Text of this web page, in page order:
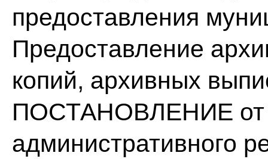
предоставления
Предоставление
копий, архивных
ПОСТАНОВЛЕНИЕ от
административного